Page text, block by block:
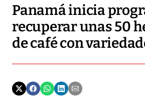
Panamá inicia
recuperar unas 50
de café con